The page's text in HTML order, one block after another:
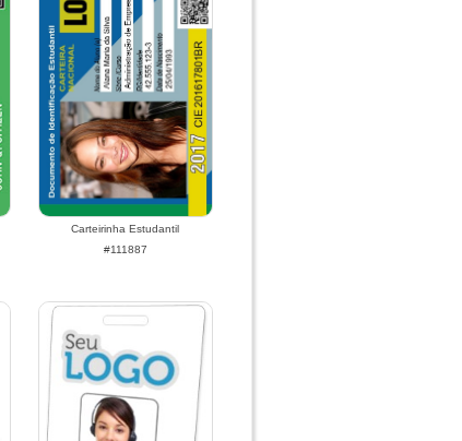
Carteirinha Estudantil
#111887